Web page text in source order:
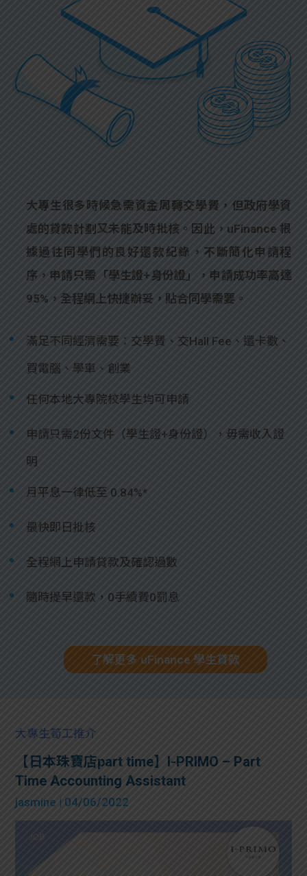
大專生很多時候急需資金周轉交學費，但政府學資
處的貸款計劃又未能及時批核。因此，uFinance 根
據過往同學們的良好還款紀錄，不斷簡化申請程
序，申請只需「學生證+身份證」，申請成功率高達
95%，全程網上快捷辦妥，貼合同學需要。
滿足不同經濟需要：交學費、交Hall Fee、還卡數、
買電腦、學車、創業
任何本地大專院校學生均可申請
申請只需2份文件（學生證+身份證），毋需收入證
明
月平息一律低至 0.84%*
最快即日批核
全程網上申請貸款及確認過數
隨時提早還款，0手續費0罰息
了解更多 uFinance 學生貸款
大專生筍工推介
【日本珠寶店part time】I-PRIMO – Part
Time Accounting Assistant
jasmine | 04/06/2022